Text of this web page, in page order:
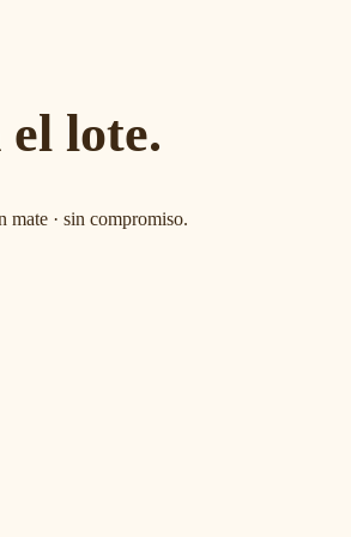
el lote.
mate · sin compromiso.